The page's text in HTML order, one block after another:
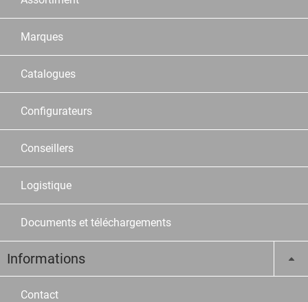
Marques
Catalogues
Configurateurs
Conseillers
Logistique
Documents et téléchargements
Informations
Contact